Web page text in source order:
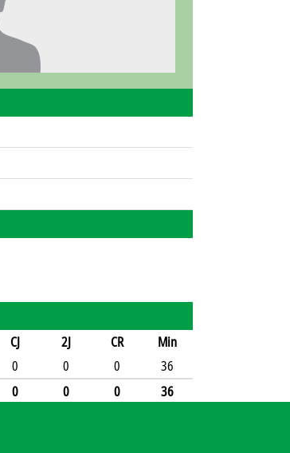
CJ 2J CR
Min
0 0 0
36
0 0 0 36